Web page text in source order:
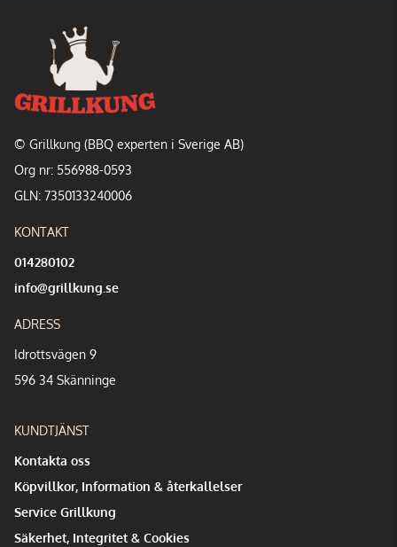
© Grillkung (BBQ experten i Sverige AB)
Org nr: 556988-0593
GLN: 7350133240006
KONTAKT
014280102
info@grillkung.se
ADRESS
Idrottsvägen 9
596 34 Skänninge
KUNDTJÄNST
Kontakta oss
Köpvillkor, Information & återkallelser
Service Grillkung
Säkerhet, Integritet & Cookies